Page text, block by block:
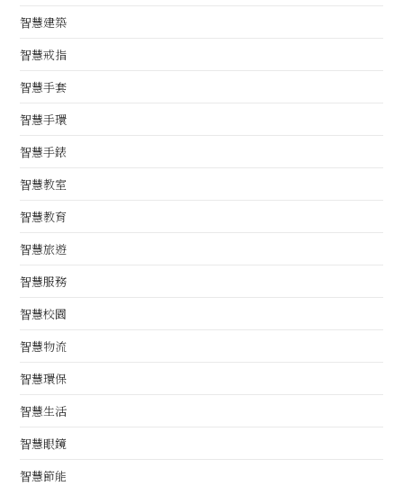
智慧建築
智慧戒指
智慧手套
智慧手環
智慧手錶
智慧教室
智慧教育
智慧旅遊
智慧服務
智慧校園
智慧物流
智慧環保
智慧生活
智慧眼鏡
智慧節能